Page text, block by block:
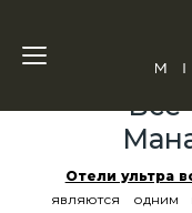
Все
Отели ультра
являются одним